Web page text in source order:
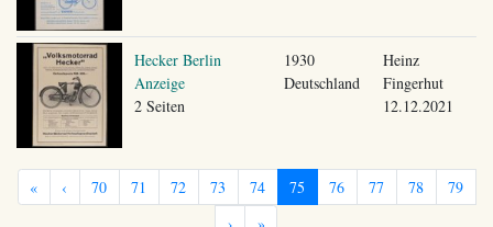
Hecker Berlin
Anzeige
2 Seiten
1930
Deutschland
Heinz
Fingerhut
12.12.2021
« ‹ 70 71 72 73 74 75 76 77 78
79
›
»